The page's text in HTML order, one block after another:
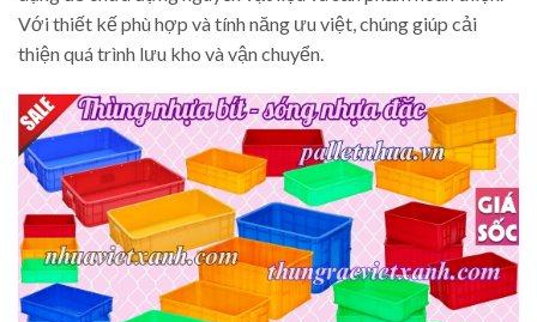
Với thiết kế phù hợp và tính năng ưu việt, chúng giúp cải
thiện quá trình lưu kho và vận chuyển.